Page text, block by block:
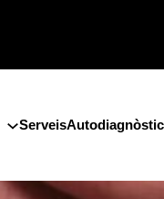
ServeisAutodiagnòstic